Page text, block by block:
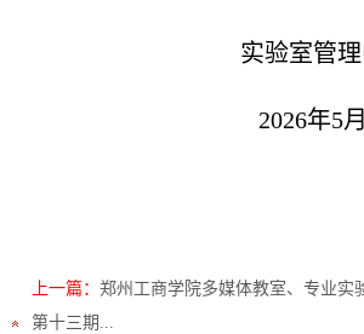
实验室管
2026年5月
上一篇： 郑州工商学院多媒体教室、专业实
第十三期...